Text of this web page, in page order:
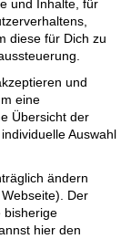
und Inhalte, für
diese für Dich zu
und
eine
Übersicht der
Auswahl
ändern
Der
bisherige
hier den